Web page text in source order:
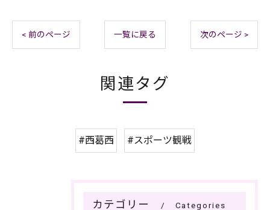
< 前のページ 一覧に戻る 次のページ >
関連タグ
#西葛西 #スポーツ観戦
カテゴリー Categories